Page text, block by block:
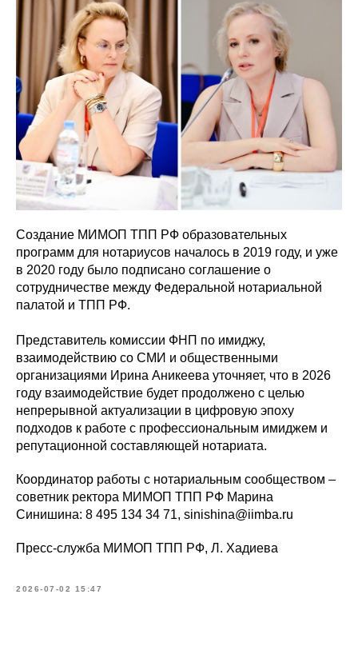
Создание МИМОП ТПП РФ образовательных
программ для нотариусов началось в 2019 году, и уже
в 2020 году было подписано соглашение о
сотрудничестве между Федеральной нотариальной
палатой и ТПП РФ.
Представитель комиссии ФНП по имиджу,
взаимодействию со СМИ и общественными
организациями Ирина Аникеева уточняет, что в 2026
году взаимодействие будет продолжено с целью
непрерывной актуализации в цифровую эпоху
подходов к работе с профессиональным имиджем и
репутационной составляющей нотариата.
Координатор работы с нотариальным сообществом –
советник ректора МИМОП ТПП РФ Марина
Синишина: 8 495 134 34 71, sinishina@iimba.ru
Пресс-служба МИМОП ТПП РФ, Л. Хадиева
2026-07-02 15:47